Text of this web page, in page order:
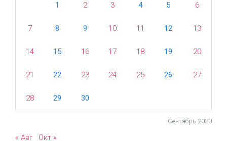
Сентябрь 2020
1 2 3 4 5 6
7 8 9 10 11 12 13
14 15 16 17 18 19 20
21 22 23 24 25 26 27
28 29 30
« Авг Окт »